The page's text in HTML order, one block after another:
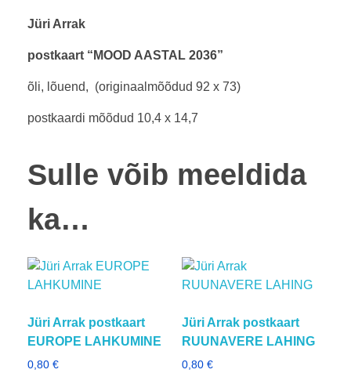
Jüri Arrak
postkaart “MOOD AASTAL 2036”
õli, lõuend, (originaalmõõdud 92 x 73)
postkaardi mõõdud 10,4 x 14,7
Sulle võib meeldida
ka…
Jüri Arrak postkaart
EUROPE LAHKUMINE
0,80 €
Jüri Arrak postkaart
RUUNAVERE LAHING
0,80 €